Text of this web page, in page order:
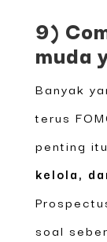
9)
muda
Banyak
terus
penting
kelola,
soal